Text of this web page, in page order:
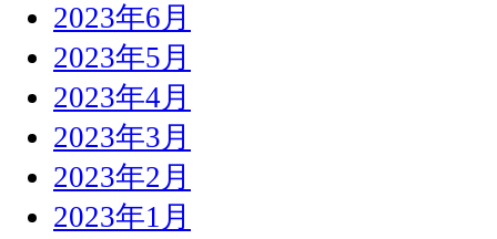
2023年6月
2023年5月
2023年4月
2023年3月
2023年2月
2023年1月